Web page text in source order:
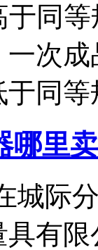
同
一次
同
哪里卖
城际
有